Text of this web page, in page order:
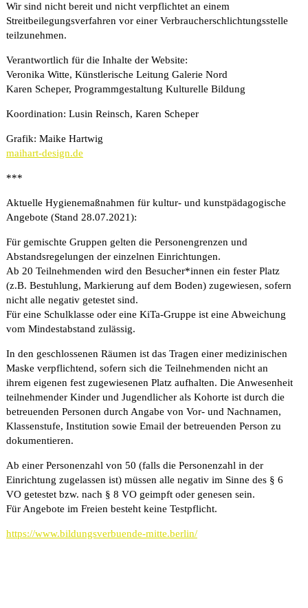
impressum
Wir sind nicht bereit und nicht verpflichtet an einem
Streitbeilegungsverfahren vor einer Verbraucherschlichtungsstelle
teilzunehmen.
Verantwortlich für die Inhalte der Website:
Veronika Witte, Künstlerische Leitung Galerie Nord
Karen Scheper, Programmgestaltung Kulturelle Bildung
Koordination: Lusin Reinsch, Karen Scheper
Grafik: Maike Hartwig
maihart-design.de
***
Aktuelle Hygienemaßnahmen für kultur- und kunstpädagogische
Angebote (Stand 28.07.2021):
Für gemischte Gruppen gelten die Personengrenzen und
Abstandsregelungen der einzelnen Einrichtungen.
Ab 20 Teilnehmenden wird den Besucher*innen ein fester Platz
(z.B. Bestuhlung, Markierung auf dem Boden) zugewiesen, sofern
nicht alle negativ getestet sind.
Für eine Schulklasse oder eine KiTa-Gruppe ist eine Abweichung
vom Mindestabstand zulässig.
In den geschlossenen Räumen ist das Tragen einer medizinischen
Maske verpflichtend, sofern sich die Teilnehmenden nicht an
ihrem eigenen fest zugewiesenen Platz aufhalten. Die Anwesenheit
teilnehmender Kinder und Jugendlicher als Kohorte ist durch die
betreuenden Personen durch Angabe von Vor- und Nachnamen,
Klassenstufe, Institution sowie Email der betreuenden Person zu
dokumentieren.
Ab einer Personenzahl von 50 (falls die Personenzahl in der
Einrichtung zugelassen ist) müssen alle negativ im Sinne des § 6
VO getestet bzw. nach § 8 VO geimpft oder genesen sein.
Für Angebote im Freien besteht keine Testpflicht.
https://www.bildungsverbuende-mitte.berlin/